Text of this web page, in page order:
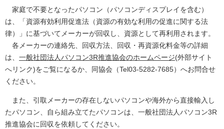
家庭で不要となったパソコン（パソコンディスプレイを含む）
は、「資源有効利用促進法（資源の有効な利用の促進に関する法
律）」に基づいてメーカーが回収し、資源として再利用されます。
各メーカーの連絡先、回収方法、回収・再資源化料金等の詳細
は、 一般社団法人パソコン3R推進協会のホームページ(外部サイト
へリンク)をご覧になるか、同協会（Tel03-5282-7685）へお問合せ
ください。
また、引取メーカーの存在しないパソコンや海外から直接輸入し
たパソコン、自ら組み立てたパソコンは、一般社団法人パソコン3R
推進協会に回収を依頼してください。